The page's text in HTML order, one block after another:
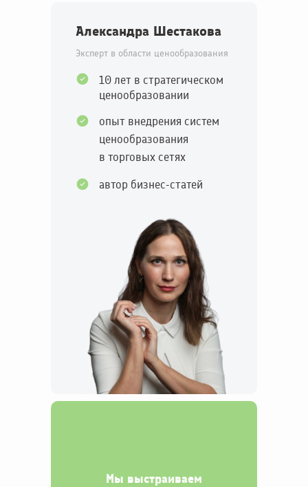
Александра Шестакова
Эксперт в области ценообразования
10 лет в стратегическом
ценообразовании
опыт внедрения систем
ценообразования
в торговых сетях
автор бизнес-статей
Мы выстраиваем